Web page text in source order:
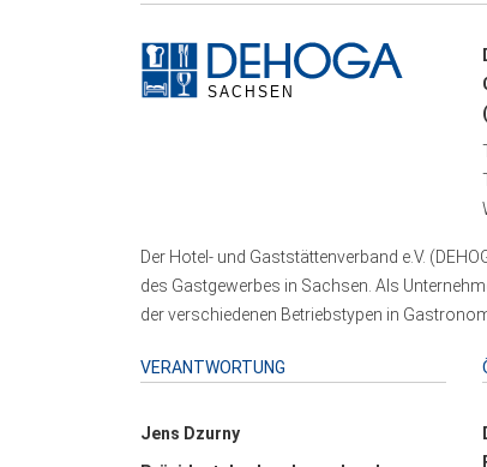
Der Hotel- und Gaststättenverband e.V.
des Gastgewerbes in Sachsen. Als
der verschiedenen Betriebstypen in
VERANTWORTUNG
Jens Dzurny